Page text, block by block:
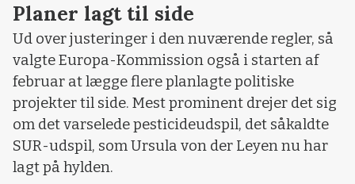
Planer lagt til side
Ud over justeringer i den nuværende regler, så
valgte Europa-Kommission også i starten af
februar at lægge flere planlagte politiske
projekter til side. Mest prominent drejer det sig
om det varselede pesticideudspil, det såkaldte
SUR-udspil, som Ursula von der Leyen nu har
lagt på hylden.